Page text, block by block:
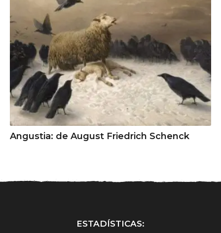
Angustia: de August Friedrich Schenck
ESTADÍSTICAS: